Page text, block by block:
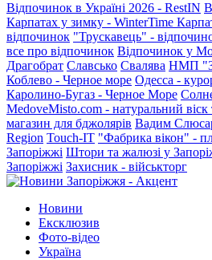
Відпочинок в Україні 2026 - RestIN
Карпатах у зимку - WinterTime
відпочинок "Трускавець" -
все про відпочинок Відпочинок у
Драгобрат Славсько Свалява НМП
Коблево - Черное море Одесса -
Каролино-Бугаз - Черное Море
MedoveMisto.com - натуральний
магазин для бджолярів Вадим
Region Touch-IT "Фабрика вікон" -
Запоріжжі Штори та жалюзі у
Запоріжжі Захисник - військторг
Новини
Ексклюзив
Фото-відео
Україна